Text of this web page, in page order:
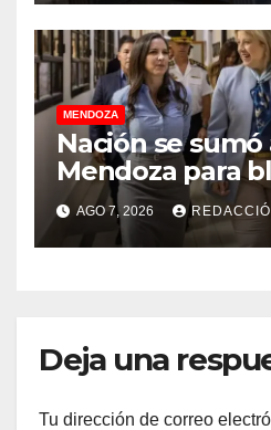
MENDOZA
Nación se
Mendoza para
celulares en las
la provincia
AGO 7, 2026
Deja una
Tu dirección de correo